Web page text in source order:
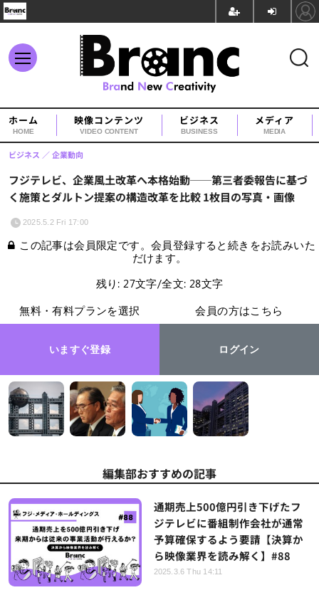
ホーム
HOME
映像コンテンツ
VIDEO CONTENT
ビジネス
BUSINESS
メディア
MEDIA
フジテレビ、企業風土改革へ本格始動──第三者委報告に基づ
く施策とダルトン提案の構造改革を比較 1枚目の写真・画像
ビジネス 企業動向
2025.5.2 Fri 17:00
この記事は会員限定です。会員登録すると続きをお読みいた
だけます。
残り: 27文字/全文: 28文字
無料・有料プランを選択
いますぐ登録
会員の方はこちら
ログイン
編集部おすすめの記事
通期売上500億円引き下げたフ
ジテレビに番組制作会社が通常
予算確保するよう要請【決算か
ら映像業界を読み解く】#88
2025.3.6 Thu 14:11